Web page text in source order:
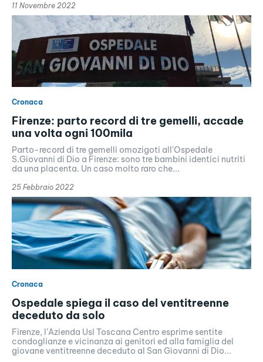
11 Novembre 2022
Cronaca
Firenze: parto record di tre gemelli, accade
una volta ogni 100mila
Parto-record di tre gemelli omozigoti all'Ospedale
S.Giovanni di Dio a Firenze: sono tre bambini identici nutriti
da una placenta. Un caso molto raro che...
25 Febbraio 2022
Cronaca
Ospedale spiega il caso del ventitreenne
deceduto da solo
Firenze, l’Azienda Usl Toscana Centro esprime sentite
condoglianze e vicinanza ai genitori ed alla famiglia del
giovane ventitreenne deceduto al San Giovanni di Dio...